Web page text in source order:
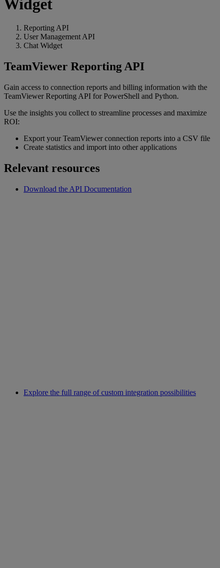
Widget
Reporting API
User Management API
Chat Widget
TeamViewer Reporting API
Gain access to connection reports and billing information with the
TeamViewer Reporting API for PowerShell and Python.
Use the insights you collect to streamline processes and maximize
ROI:
Export your TeamViewer connection reports into a CSV file
Create statistics and import into other applications
Relevant resources
Download the API Documentation
Explore the full range of custom integration possibilities